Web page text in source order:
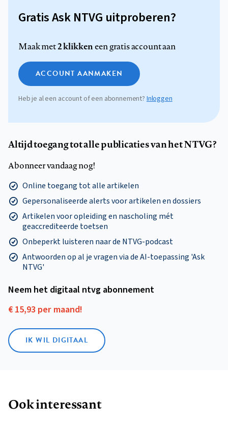
Gratis Ask NTVG uitproberen?
Maak met2 klikkeneen gratis account aan
ACCOUNT AANMAKEN
Heb je al een account of een abonnement? Inloggen
Altijd toegang tot alle publicaties van het NTVG?
Abonneer vandaag nog!
Online toegang tot alle artikelen
Gepersonaliseerde alerts voor artikelen en dossiers
Artikelen voor opleiding en nascholing mét
geaccrediteerde toetsen
Onbeperkt luisteren naar de NTVG-podcast
Antwoorden op al je vragen via de AI-toepassing 'Ask
NTVG'
Neem het digitaal ntvg abonnement
€ 15,93 per maand!
IK WIL DIGITAAL
Ook interessant